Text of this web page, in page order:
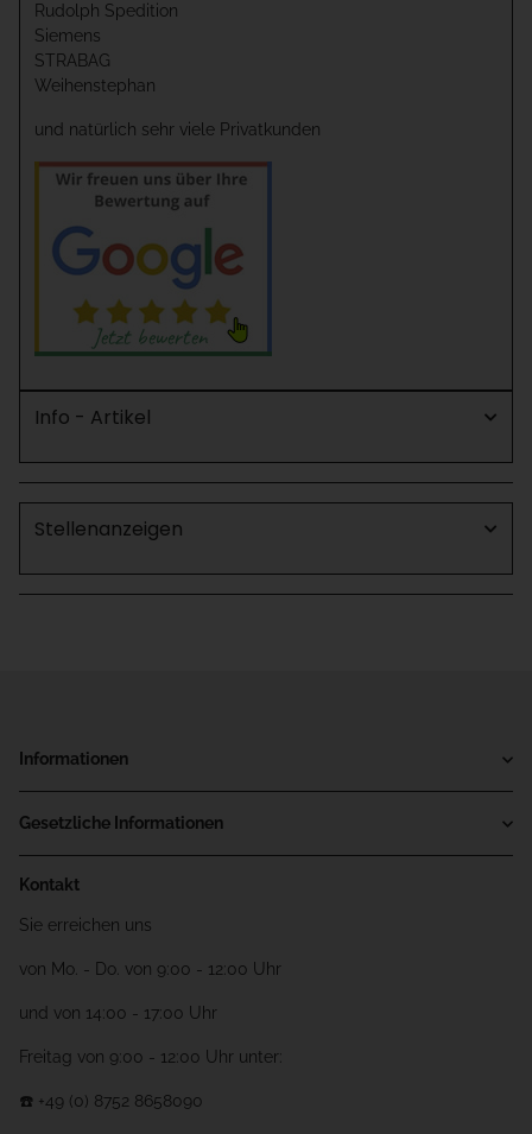
Rudolph Spedition
Siemens
STRABAG
Weihenstephan
und natürlich sehr viele Privatkunden
Info - Artikel
Stellenanzeigen
Informationen
Gesetzliche Informationen
Kontakt
Sie erreichen uns
von Mo. - Do. von 9:00 - 12:00 Uhr
und von 14:00 - 17:00 Uhr
Freitag von 9:00 - 12:00 Uhr unter:
☎️ +49 (0) 8752 8658090